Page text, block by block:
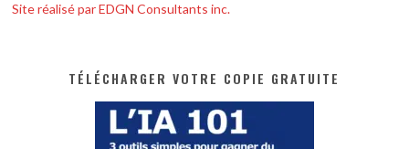
Site réalisé par EDGN Consultants inc.
TÉLÉCHARGER VOTRE COPIE GRATUITE